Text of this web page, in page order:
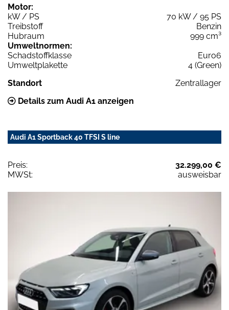
Motor:
kW / PS
70 kW / 95 PS
Treibstoff
Benzin
Hubraum
999 cm³
Umweltnormen:
Schadstoffklasse
Euro6
Umweltplakette
4 (Green)
Standort
Zentrallager
Details zum Audi A1 anzeigen
Audi A1 Sportback 40 TFSI S line
Preis:
32.299,00 €
MWSt:
ausweisbar